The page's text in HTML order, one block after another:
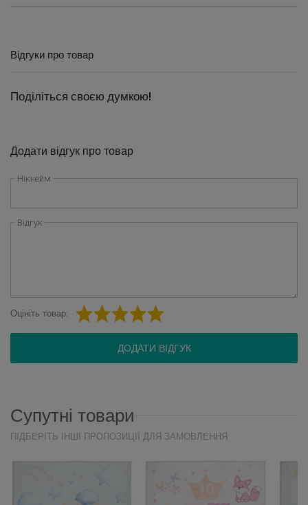
Відгуки про товар
Поділіться своєю думкою!
Додати відгук про товар
Нікнейм
Відгук
Оцініть товар:
ДОДАТИ ВІДГУК
Супутні товари
ПІДБЕРІТЬ ІНШІ ПРОПОЗИЦІЇ ДЛЯ ЗАМОВЛЕННЯ